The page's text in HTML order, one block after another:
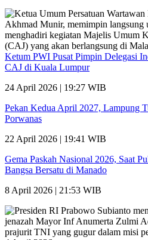
Ketum PWI Pusat Pimpin Delegasi
CAJ di Kuala Lumpur
24 April 2026 | 19:27 WIB
Pekan Kedua April 2027, Lampung
Porwanas
22 April 2026 | 19:41 WIB
Gema Paskah Nasional 2026, Saat
Bangsa Bersatu di Manado
8 April 2026 | 21:53 WIB